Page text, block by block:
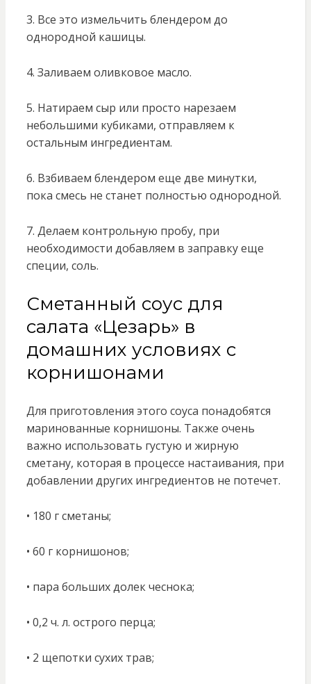
3. Все это измельчить блендером до
однородной кашицы.
4. Заливаем оливковое масло.
5. Натираем сыр или просто нарезаем
небольшими кубиками, отправляем к
остальным ингредиентам.
6. Взбиваем блендером еще две минутки,
пока смесь не станет полностью однородной.
7. Делаем контрольную пробу, при
необходимости добавляем в заправку еще
специи, соль.
Сметанный соус для
салата «Цезарь» в
домашних условиях с
корнишонами
Для приготовления этого соуса понадобятся
маринованные корнишоны. Также очень
важно использовать густую и жирную
сметану, которая в процессе настаивания, при
добавлении других ингредиентов не потечет.
• 180 г сметаны;
• 60 г корнишонов;
• пара больших долек чеснока;
• 0,2 ч. л. острого перца;
• 2 щепотки сухих трав;